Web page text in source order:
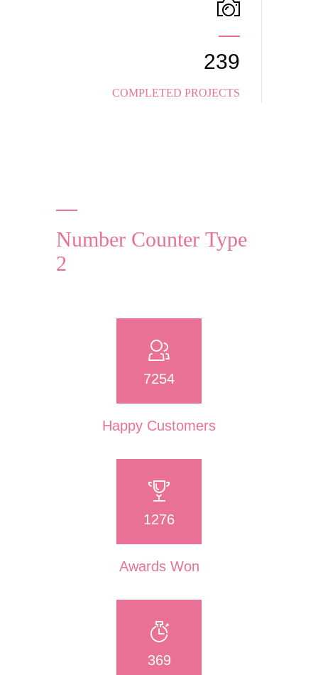
239
COMPLETED PROJECTS
Number Counter Type
2
7254
Happy Customers
1276
Awards Won
386